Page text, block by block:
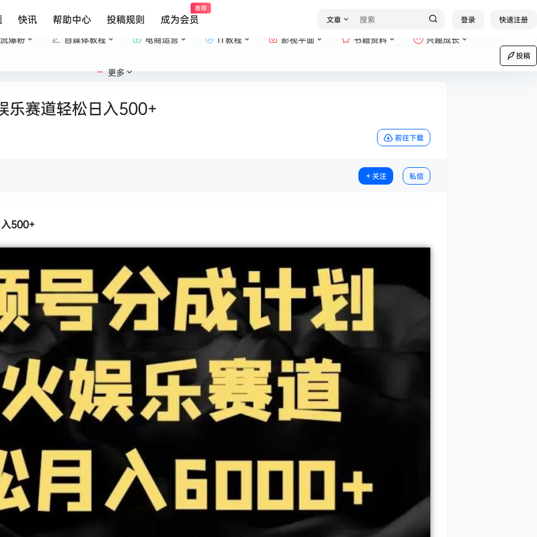
快讯 帮助中心 投稿规则
推荐
成为会员 文章 登录 快速注册
爆粉 自媒体教程 电商运营 IT教程 影视平面 书籍资料 兴趣成长
更多
投稿
乐赛道轻松日入500+
前往下载
关注 私信
入500+